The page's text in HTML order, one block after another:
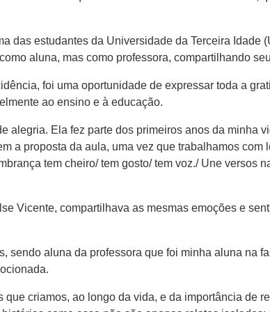
das estudantes da Universidade da Terceira Idade
aluna, mas como professora, compartilhando
foi uma oportunidade de expressar toda a
ao ensino e à educação.
alegria. Ela fez parte dos primeiros anos da minha
a proposta da aula, uma vez que trabalhamos com
tem cheiro/ tem gosto/ tem voz./ Une versos
Vicente, compartilhava as mesmas emoções e
aluna da professora que foi minha aluna na
criamos, ao longo da vida, e da importância de